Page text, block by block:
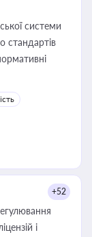
системи
стандартів
+52
і